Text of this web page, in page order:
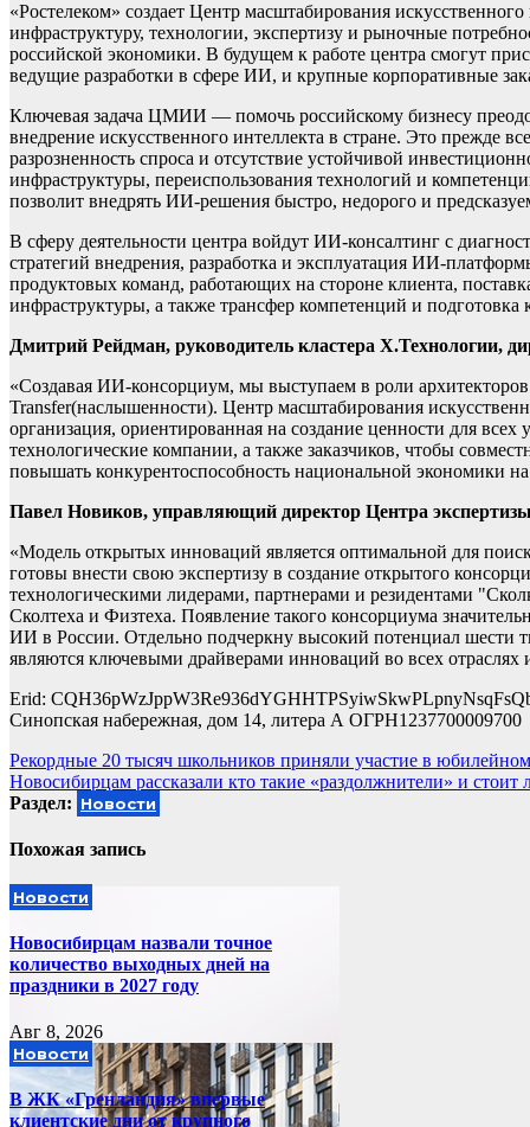
«Ростелеком» создает Центр масштабирования
инфраструктуру, технологии, экспертизу и рыночные
российской экономики. В будущем к работе центра смогут
ведущие разработки в сфере ИИ, и крупные корпоративные
Ключевая задача ЦМИИ — помочь российскому бизнесу
внедрение искусственного интеллекта в стране. Это прежде
разрозненность спроса и отсутствие устойчивой
инфраструктуры, переиспользования технологий и
позволит внедрять ИИ-решения быстро, недорого и
В сферу деятельности центра войдут ИИ-консалтинг с
стратегий внедрения, разработка и эксплуатация ИИ-
продуктовых команд, работающих на стороне клиента,
инфраструктуры, а также трансфер компетенций и подготовка
Дмитрий Рейдман, руководитель кластера Х.Технологии,
«Создавая ИИ-консорциум, мы выступаем в роли
Transfer(наслышенности). Центр масштабирования
организация, ориентированная на создание ценности для
технологические компании, а также заказчиков, чтобы
повышать конкурентоспособность национальной экономики
Павел Новиков, управляющий директор Центра
«Модель открытых инноваций является оптимальной для
готовы внести свою экспертизу в создание открытого
технологическими лидерами, партнерами и резидентами
Сколтеха и Физтеха. Появление такого консорциума
ИИ в России. Отдельно подчеркну высокий потенциал
являются ключевыми драйверами инноваций во всех отраслях
Erid:
Синопская набережная, дом 14, литера А ОГРН1237700009700
Навигация
по
Рекордные 20 тысяч школьников приняли участие в
Новосибирцам рассказали кто такие «раздолжнители» и стоит
Раздел: Новости
Похожая запись
Новости
Новосибирцам назвали точное
количество выходных дней на
праздники в 2027 году
Авг 8, 2026
Новости
В ЖК «Гренландия» впервые
клиентские дни от крупного